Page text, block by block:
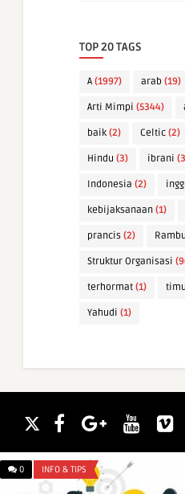
TOP 20 TAGS
A (1997) arab (19)
Arti Mimpi (5344)
baik (2) Celtic (2)
Hindu (3) ibrani
Indonesia (2)
kebijaksanaan (1)
prancis (2)
Struktur Organisasi
terhormat (1)
Yahudi (1)
0 INFO & TIPS